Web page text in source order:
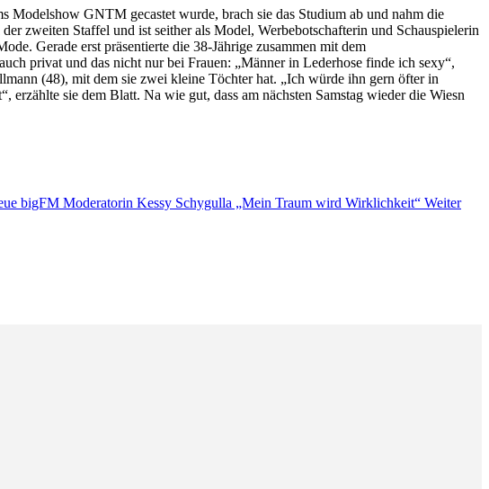
GNTM gecastet wurde, brach sie das Studium ab und nahm die
zweiten Staffel und ist seither als Model, Werbebotschafterin und Schauspielerin
Gerade erst präsentierte die 38-Jährige zusammen mit dem
privat und das nicht nur bei Frauen: „Männer in Lederhose finde ich sexy“,
(48), mit dem sie zwei kleine Töchter hat. „Ich würde ihn gern öfter in
sie dem Blatt. Na wie gut, dass am nächsten Samstag wieder die Wiesn
bigFM Moderatorin Kessy Schygulla „Mein Traum wird Wirklichkeit“ Weiter